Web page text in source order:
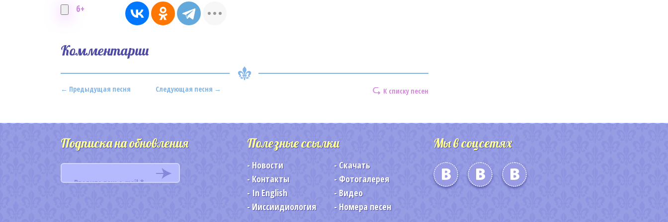
6+
Комментарии
← Предыдущая песня К списку песен
Следующая песня →
Полезные ссылки
Новости
Скачать
Контакты
Фотогалерея
In English
Видео
Ииссиидиология
Номера песен
Мы в соцсетях
Подписка на обновления